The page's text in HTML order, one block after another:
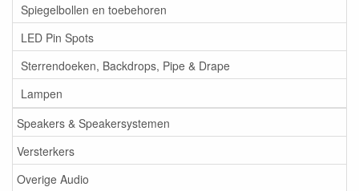
Spiegelbollen en toebehoren
LED Pin Spots
Sterrendoeken, Backdrops, Pipe & Drape
Lampen
Speakers & Speakersystemen
Versterkers
Overige Audio